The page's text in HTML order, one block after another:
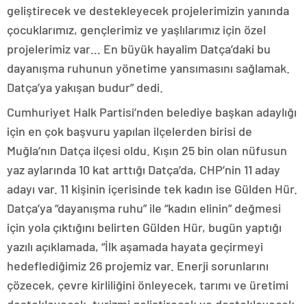
geliştirecek ve destekleyecek projelerimizin yanında
çocuklarımız, gençlerimiz ve yaşlılarımız için özel
projelerimiz var… En büyük hayalim Datça’daki bu
dayanışma ruhunun yönetime yansımasını sağlamak.
Datça’ya yakışan budur” dedi.
Cumhuriyet Halk Partisi’nden belediye başkan adaylığı
için en çok başvuru yapılan ilçelerden birisi de
Muğla’nın Datça ilçesi oldu. Kışın 25 bin olan nüfusun
yaz aylarında 10 kat arttığı Datça’da, CHP’nin 11 aday
adayı var. 11 kişinin içerisinde tek kadın ise Gülden Hür.
Datça’ya “dayanışma ruhu” ile “kadın elinin” değmesi
için yola çıktığını belirten Gülden Hür, bugün yaptığı
yazılı açıklamada, “İlk aşamada hayata geçirmeyi
hedeflediğimiz 26 projemiz var. Enerji sorunlarını
çözecek, çevre kirliliğini önleyecek, tarımı ve üretimi